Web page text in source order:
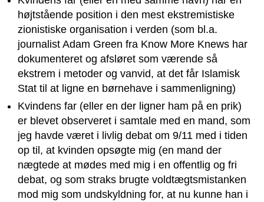
højtstående position i den mest ekstremistiske
zionistiske organisation i verden (som bl.a.
journalist Adam Green fra Know More Knews har
dokumenteret og afsløret som værende så
ekstrem i metoder og vanvid, at det får Islamisk
Stat til at ligne en børnehave i sammenligning)
Kvindens far (eller en der ligner ham på en prik)
er blevet observeret i samtale med en mand, som
jeg havde været i livlig debat om 9/11 med i tiden
op til, at kvinden opsøgte mig (en mand der
nægtede at mødes med mig i en offentlig og fri
debat, og som straks brugte voldtægtsmistanken
mod mig som undskyldning for, at nu kunne han i